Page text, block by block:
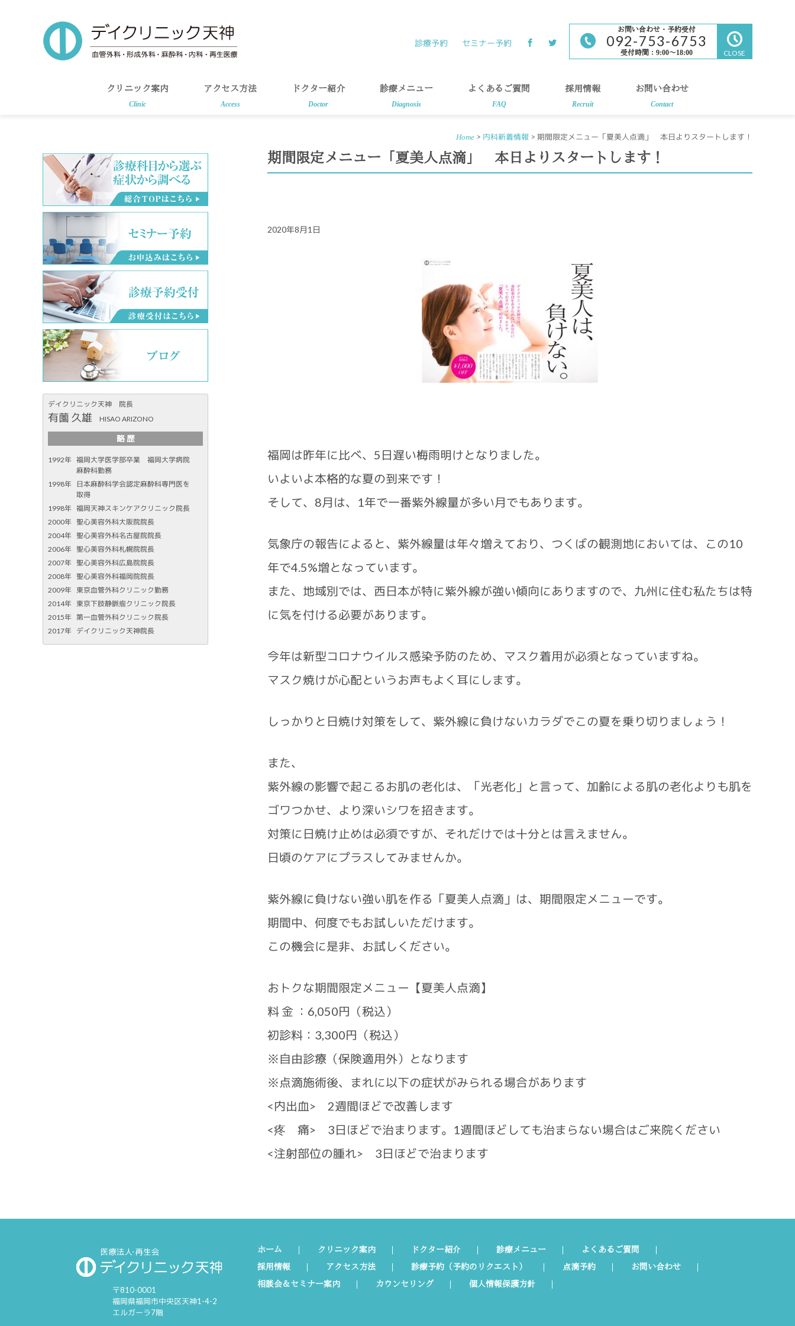
診療予約
セミナー予約
お問い合わせ・予約受付
092-753-6753
受付時間：9:00～18:00 CLOSE
クリニック案内
Clinic
アクセス方法
Access
ドクター紹介
Doctor
診療メニュー
Diagnosis
よくあるご質問
FAQ
採用情報
Recruit
お問い合わせ
Contact
Home > 内科新着情報 > 期間限定メニュー「夏美人点滴」 本日よりスタートします！
期間限定メニュー「夏美人点滴」 本日よりスタートします！
2020年8月1日
福岡は昨年に比べ、5日遅い梅雨明けとなりました。
いよいよ本格的な夏の到来です！
そして、8月は、1年で一番紫外線量が多い月でもあります。
気象庁の報告によると、紫外線量は年々増えており、つくばの観測地においては、この10
年で4.5%増となっています。
また、地域別では、西日本が特に紫外線が強い傾向にありますので、九州に住む私たちは特
に気を付ける必要があります。
今年は新型コロナウイルス感染予防のため、マスク着用が必須となっていますね。
マスク焼けが心配というお声もよく耳にします。
しっかりと日焼け対策をして、紫外線に負けないカラダでこの夏を乗り切りましょう！
また、
紫外線の影響で起こるお肌の老化は、「光老化」と言って、加齢による肌の老化よりも肌を
ゴワつかせ、より深いシワを招きます。
対策に日焼け止めは必須ですが、それだけでは十分とは言えません。
日頃のケアにプラスしてみませんか。
紫外線に負けない強い肌を作る「夏美人点滴」は、期間限定メニューです。
期間中、何度でもお試しいただけます。
この機会に是非、お試しください。
おトクな期間限定メニュー【夏美人点滴】
料 金 ：6,050円（税込）
初診料：3,300円（税込）
※自由診療（保険適用外）となります
※点滴施術後、まれに以下の症状がみられる場合があります
<内出血> 2週間ほどで改善します
<疼 痛> 3日ほどで治まります。1週間ほどしても治まらない場合はご来院ください
<注射部位の腫れ> 3日ほどで治まります
デイクリニック天神 院長
有薗 久雄 HISAO ARIZONO
略 歴
1992年 福岡大学医学部卒業 福岡大学病院
麻酔科勤務
1998年
日本麻酔科学会認定麻酔科専門医を
取得
1998年 福岡天神スキンケアクリニック院長
2000年 聖心美容外科大阪院院長
2004年 聖心美容外科名古屋院院長
2006年 聖心美容外科札幌院院長
2007年 聖心美容外科広島院院長
2008年 聖心美容外科福岡院院長
2009年 東京血管外科クリニック勤務
2014年 東京下肢静脈瘤クリニック院長
2015年 第一血管外科クリニック院長
2017年 デイクリニック天神院長
〒810-0001
福岡県福岡市中央区天神1-4-2
エルガーラ7階
ホーム クリニック案内 ドクター紹介 診療メニュー
よくあるご質問
採用情報
アクセス方法 診療予約（予約のリクエスト） 点滴予約
お問い合わせ
相談会＆セミナー案内
カウンセリング 個人情報保護方針